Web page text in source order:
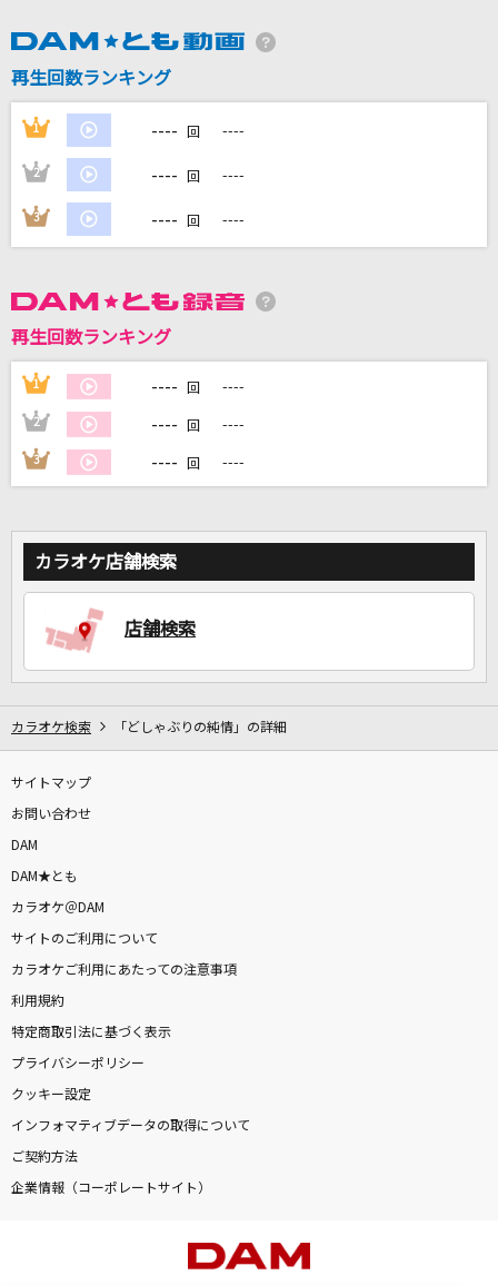
SUPER EIGHT(丸山隆平)
カラオケ最新情報をチェック！
再生回数ランキング
1 ---- 回 ----
2 ---- 回 ----
3 ---- 回 ----
再生回数ランキング
1 ---- 回 ----
2 ---- 回 ----
3 ---- 回 ----
カラオケ店舗検索
店舗検索
カラオケ検索 「どしゃぶりの純情」の詳細
サイトマップ
お問い合わせ
DAM
DAM★とも
カラオケ＠DAM
サイトのご利用について
カラオケご利用にあたっての注意事項
利用規約
特定商取引法に基づく表示
プライバシーポリシー
クッキー設定
インフォマティブデータの取得について
ご契約方法
企業情報（コーポレートサイト）